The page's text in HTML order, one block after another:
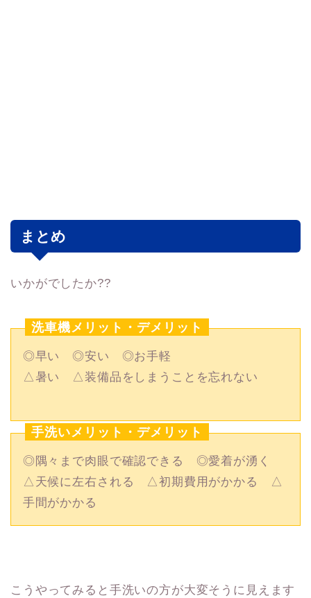
まとめ
いかがでしたか??
洗車機メリット・デメリット
◎早い ◎安い ◎お手軽
△暑い △装備品をしまうことを忘れない
手洗いメリット・デメリット
◎隅々まで肉眼で確認できる ◎愛着が湧く
△天候に左右される △初期費用がかかる △
手間がかかる
こうやってみると手洗いの方が大変そうに見えます